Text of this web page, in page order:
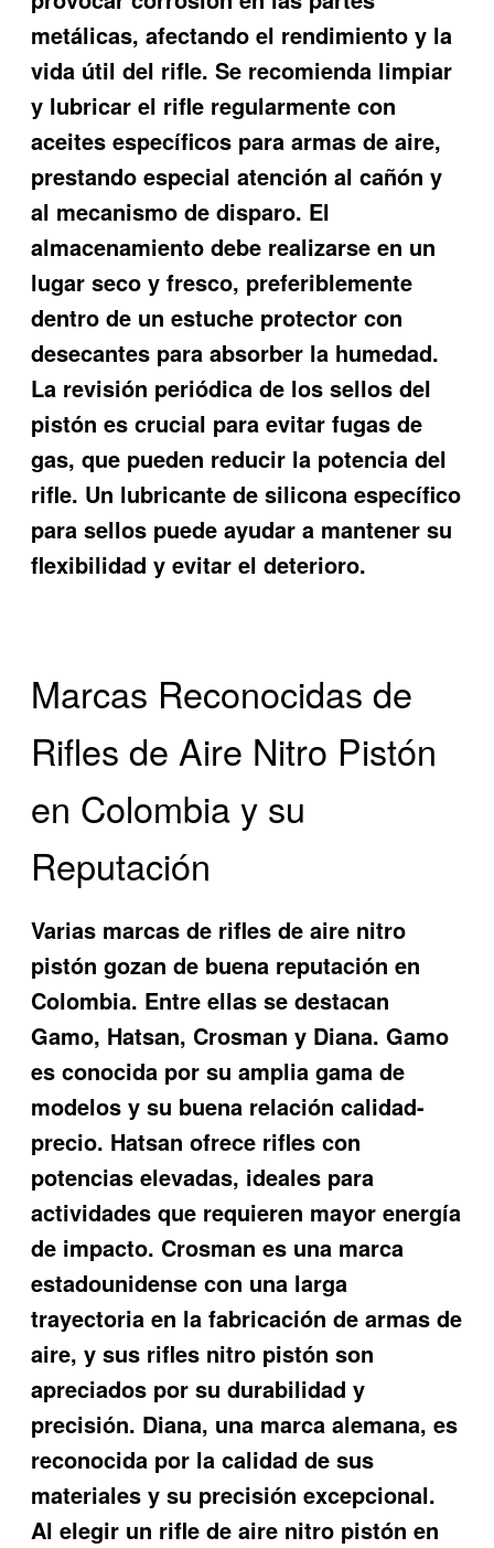
metálicas, afectando el rendimiento y la
vida útil del rifle. Se recomienda limpiar
y lubricar el rifle regularmente con
aceites específicos para armas de aire,
prestando especial atención al cañón y
al mecanismo de disparo. El
almacenamiento debe realizarse en un
lugar seco y fresco, preferiblemente
dentro de un estuche protector con
desecantes para absorber la humedad.
La revisión periódica de los sellos del
pistón es crucial para evitar fugas de
gas, que pueden reducir la potencia del
rifle. Un lubricante de silicona específico
para sellos puede ayudar a mantener su
flexibilidad y evitar el deterioro.
Marcas Reconocidas de
Rifles de Aire Nitro Pistón
en Colombia y su
Reputación
Varias marcas de rifles de aire nitro
pistón gozan de buena reputación en
Colombia. Entre ellas se destacan
Gamo, Hatsan, Crosman y Diana. Gamo
es conocida por su amplia gama de
modelos y su buena relación calidad-
precio. Hatsan ofrece rifles con
potencias elevadas, ideales para
actividades que requieren mayor energía
de impacto. Crosman es una marca
estadounidense con una larga
trayectoria en la fabricación de armas de
aire, y sus rifles nitro pistón son
apreciados por su durabilidad y
precisión. Diana, una marca alemana, es
reconocida por la calidad de sus
materiales y su precisión excepcional.
Al elegir un rifle de aire nitro pistón en